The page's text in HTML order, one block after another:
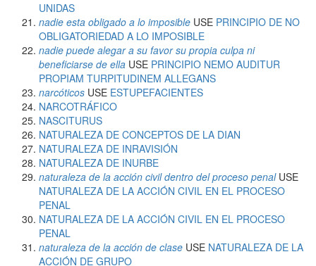
UNIDAS
nadie esta obligado a lo imposible USE PRINCIPIO DE NO
OBLIGATORIEDAD A LO IMPOSIBLE
nadie puede alegar a su favor su propia culpa ni
beneficiarse de ella USE PRINCIPIO NEMO AUDITUR
PROPIAM TURPITUDINEM ALLEGANS
narcóticos USE ESTUPEFACIENTES
NARCOTRÁFICO
NASCITURUS
NATURALEZA DE CONCEPTOS DE LA DIAN
NATURALEZA DE INRAVISIÓN
NATURALEZA DE INURBE
naturaleza de la acción civil dentro del proceso penalUSE
NATURALEZA DE LA ACCIÓN CIVIL EN EL PROCESO
PENAL
NATURALEZA DE LA ACCIÓN CIVIL EN EL PROCESO
PENAL
naturaleza de la acción de clase USE NATURALEZA DE LA
ACCIÓN DE GRUPO